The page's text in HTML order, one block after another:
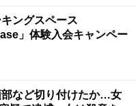
ングスペース
」体験入会キャンペー
部など切り付けたか…女